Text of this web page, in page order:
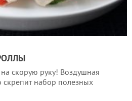
на скорую руку! Воздушная
набор полезных